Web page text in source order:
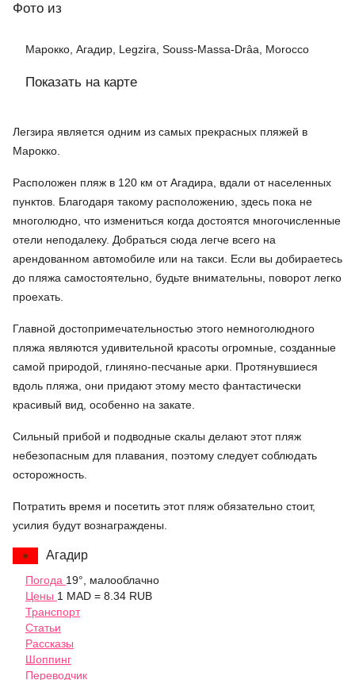
Фото из
Марокко, Агадир, Legzira, Souss-Massa-Drâa, Morocco
Показать на карте
Легзира является одним из самых прекрасных пляжей в
Марокко.
Расположен пляж в 120 км от Агадира, вдали от населенных
пунктов. Благодаря такому расположению, здесь пока не
многолюдно, что измениться когда достоятся многочисленные
отели неподалеку. Добраться сюда легче всего на
арендованном автомобиле или на такси. Если вы добираетесь
до пляжа самостоятельно, будьте внимательны, поворот легко
проехать.
Главной достопримечательностью этого немноголюдного
пляжа являются удивительной красоты огромные, созданные
самой природой, глиняно-песчаные арки. Протянувшиеся
вдоль пляжа, они придают этому место фантастически
красивый вид, особенно на закате.
Сильный прибой и подводные скалы делают этот пляж
небезопасным для плавания, поэтому следует соблюдать
осторожность.
Потратить время и посетить этот пляж обязательно стоит,
усилия будут вознаграждены.
Агадир
Погода 19°, малооблачно
Цены 1 MAD = 8.34 RUB
Транспорт
Статьи
Рассказы
Шоппинг
Переводчик